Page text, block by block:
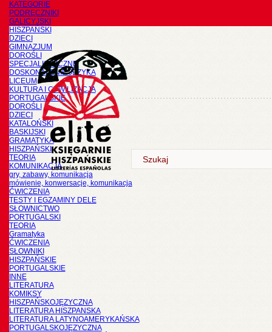
KATEGORIE
PODRĘCZNIKI
GALICYJSKI
HISZPAŃSKI
DZIECI
GIMNAZJUM
DOROŚLI
SPECJALISTYCZNE
DOSKONALENIE JĘZYKA
LICEUM
KULTURA I CYWILIZACJA
PORTUGALSKIE
DOROŚLI
DZIECI
KATALOŃSKI
BASKIJSKI
GRAMATYKA
HISZPAŃSKI
TEORIA
KOMUNIKACJA
gry, zabawy, komunikacja
mówienie, konwersacje, komunikacja
ĆWICZENIA
TESTY I EGZAMINY DELE
SŁOWNICTWO
PORTUGALSKI
TEORIA
Gramatyka
ĆWICZENIA
SŁOWNIKI
HISZPAŃSKIE
PORTUGALSKIE
INNE
LITERATURA
KOMIKSY
HISZPAŃSKOJĘZYCZNA
LITERATURA HISZPANSKA
LITERATURA LATYNOAMERYKAŃSKA
PORTUGALSKOJĘZYCZNA